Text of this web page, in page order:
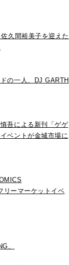
久間裕美子を迎えた
の一人、DJ GARTH
吾による新刊「ゲゲ
ベントが金城市場に
リーマーケットイベ
、